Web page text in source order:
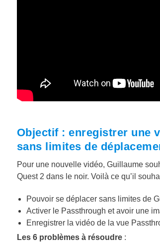
Objectif : enregistrer une
sans limites de
Pour une nouvelle vidéo, Guillaume
Quest 2 dans le noir. Voilà ce qu’il
Pouvoir se déplacer sans limites de
Activer le Passthrough et avoir une
Enregistrer la vidéo de la vue
Les 6 problèmes à résoudre: